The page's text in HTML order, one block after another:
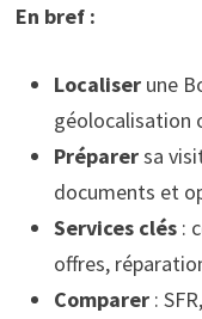
En bref :
Localiserune
géolocalisation
Préparersa
documents et
Services clés:
offres,
Comparer: